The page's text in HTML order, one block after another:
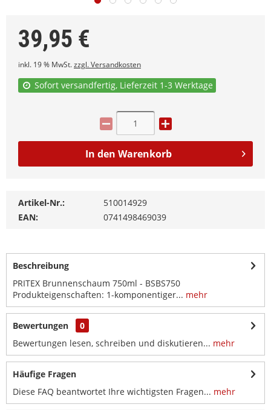
39,95 €
inkl. 19 % MwSt.zzgl. Versandkosten
Sofort versandfertig, Lieferzeit 1-3 Werktage
In den Warenkorb
Artikel-Nr.:
510014929
EAN:
0741498469039
Beschreibung
PRITEX Brunnenschaum 750ml - BSBS750
Produkteigenschaften: 1-komponentiger... mehr
Bewertungen
0
Bewertungen lesen, schreiben und diskutieren... mehr
Häufige Fragen
Diese FAQ beantwortet Ihre wichtigsten Fragen... mehr